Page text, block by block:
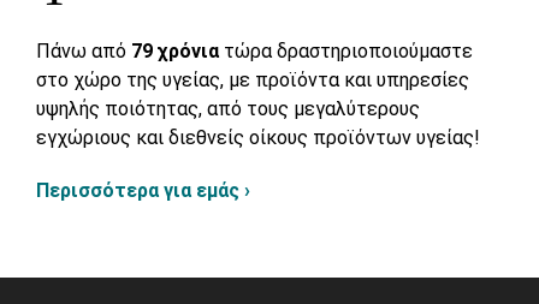
Πάνω από 79 χρόνια τώρα δραστηριοποιούμαστε
στο χώρο της υγείας, με προϊόντα και υπηρεσίες
υψηλής ποιότητας, από τους μεγαλύτερους
εγχώριους και διεθνείς οίκους προϊόντων υγείας!
Περισσότερα για εμάς ›